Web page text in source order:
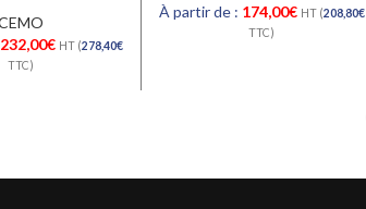
232,00€ HT (278,40€
TTC)
À partir de : 174,00€ HT (208,80€
TTC)